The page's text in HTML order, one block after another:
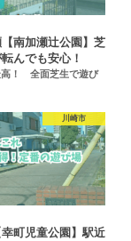
南加瀬辻公園】芝
んでも安心！
高！ 全面芝生で遊び
川崎市
町児童公園】駅近